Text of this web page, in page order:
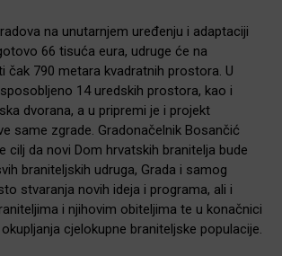
na unutarnjem uređenju i adaptaciji
66 tisuća eura, udruge će na
čak 790 metara kvadratnih prostora. U
14 uredskih prostora, kao i
dvorana, a u pripremi je i projekt
same zgrade. Gradonačelnik Bosančić
cilj da novi Dom hrvatskih branitelja bude
braniteljskih udruga, Grada i samog
stvaranja novih ideja i programa, ali i
i njihovim obiteljima te u konačnici
cjelokupne braniteljske populacije.